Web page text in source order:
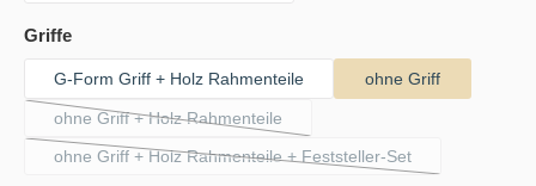
Griffeauswählen
G-Form Griff + Holz Rahmenteile ohne Griff
ohne Griff + Holz Rahmenteile
(Diese Option ist zurzeit nicht verfügbar.)
ohne Griff + Holz Rahmenteile + Feststeller-Set
(Diese Option ist zurzeit nicht verfügbar.)